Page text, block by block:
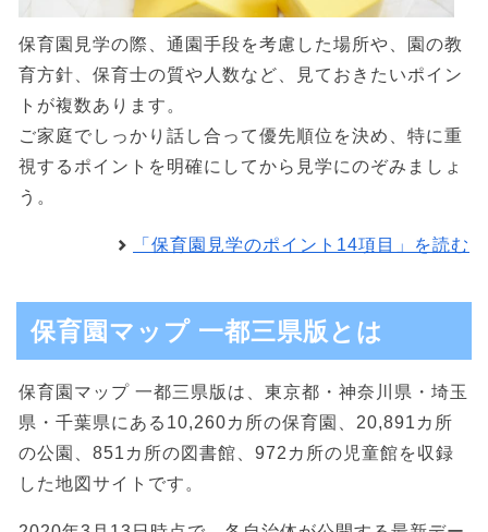
保育園見学の際、通園手段を考慮した場所や、園の教
育方針、保育士の質や人数など、見ておきたいポイン
トが複数あります。
ご家庭でしっかり話し合って優先順位を決め、特に重
視するポイントを明確にしてから見学にのぞみましょ
う。
「保育園見学のポイント14項目」を読む
保育園マップ 一都三県版とは
保育園マップ 一都三県版は、東京都・神奈川県・埼玉
県・千葉県にある10,260カ所の保育園、20,891カ所
の公園、851カ所の図書館、972カ所の児童館を収録
した地図サイトです。